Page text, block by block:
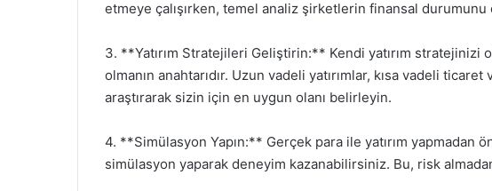
etmeye çalışırken, temel analiz şirketlerin finansal
3. **Yatırım Stratejileri Geliştirin:** Kendi yatırım stratejinizi
olmanın anahtarıdır. Uzun vadeli yatırımlar, kısa vadeli
araştırarak sizin için en uygun olanı belirleyin.
4. **Simülasyon Yapın:** Gerçek para ile yatırım yapmadan
simülasyon yaparak deneyim kazanabilirsiniz. Bu, risk